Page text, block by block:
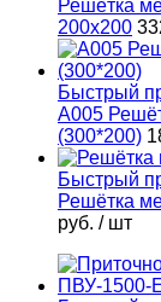
Решётка
200х200
Быстрый
А005
(300*200)
Быстрый
Решётка
руб. / шт